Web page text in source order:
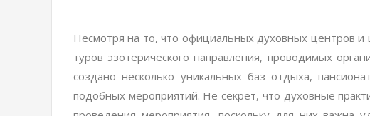
Несмотря на то, что официальных духовных центров и
туров эзотерического направления, проводимых
создано несколько уникальных баз отдыха,
подобных мероприятий. Не секрет, что духовные